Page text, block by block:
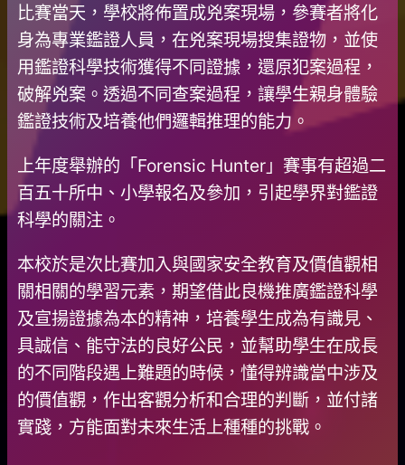
比賽當天，學校將佈置成兇案現場，參賽者將化
身為專業鑑證人員，在兇案現場搜集證物，並使
用鑑證科學技術獲得不同證據，還原犯案過程，
破解兇案。透過不同查案過程，讓學生親身體驗
鑑證技術及培養他們邏輯推理的能力。
上年度舉辦的「Forensic Hunter」賽事有超過二
百五十所中、小學報名及參加，引起學界對鑑證
科學的關注。
本校於是次比賽加入與國家安全教育及價值觀相
關相關的學習元素，期望借此良機推廣鑑證科學
及宣揚證據為本的精神，培養學生成為有識見、
具誠信、能守法的良好公民，並幫助學生在成長
的不同階段遇上難題的時候，懂得辨識當中涉及
的價值觀，作出客觀分析和合理的判斷，並付諸
實踐，方能面對未來生活上種種的挑戰。